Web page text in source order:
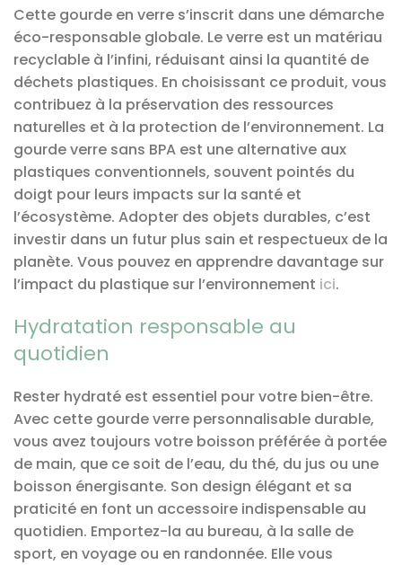
Cette gourde en verre s’inscrit dans une démarche
éco-responsable globale. Le verre est un matériau
recyclable à l’infini, réduisant ainsi la quantité de
déchets plastiques. En choisissant ce produit, vous
contribuez à la préservation des ressources
naturelles et à la protection de l’environnement. La
gourde verre sans BPA est une alternative aux
plastiques conventionnels, souvent pointés du
doigt pour leurs impacts sur la santé et
l’écosystème. Adopter des objets durables, c’est
investir dans un futur plus sain et respectueux de la
planète. Vous pouvez en apprendre davantage sur
l’impact du plastique sur l’environnement ici.
Hydratation responsable au
quotidien
Rester hydraté est essentiel pour votre bien-être.
Avec cette gourde verre personnalisable durable,
vous avez toujours votre boisson préférée à portée
de main, que ce soit de l’eau, du thé, du jus ou une
boisson énergisante. Son design élégant et sa
praticité en font un accessoire indispensable au
quotidien. Emportez-la au bureau, à la salle de
sport, en voyage ou en randonnée. Elle vous